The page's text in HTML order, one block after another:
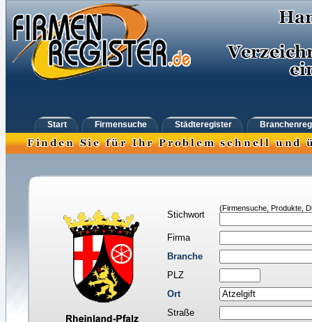
Start Firmensuche Städteregister
Stichwort
(Firmensuche, Produkte,
Firma
Branche
PLZ
Ort
Straße